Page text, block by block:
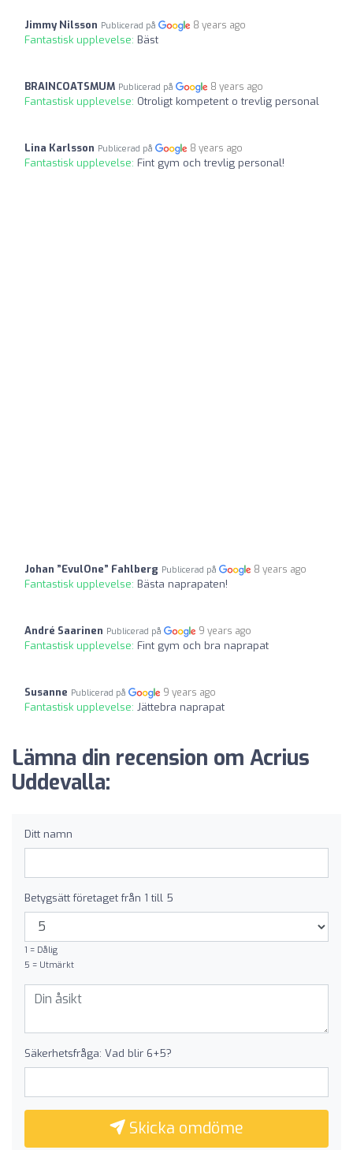
Jimmy Nilsson Publicerad på 8 years ago
Fantastisk upplevelse: Bäst
BRAINCOATSMUM Publicerad på 8 years ago
Fantastisk upplevelse: Otroligt kompetent o trevlig personal
Lina Karlsson Publicerad på 8 years ago
Fantastisk upplevelse: Fint gym och trevlig personal!
Johan ”EvulOne” Fahlberg Publicerad på 8 years ago
Fantastisk upplevelse: Bästa naprapaten!
André Saarinen Publicerad på 9 years ago
Fantastisk upplevelse: Fint gym och bra naprapat
Susanne Publicerad på 9 years ago
Fantastisk upplevelse: Jättebra naprapat
Lämna din recension om Acrius
Uddevalla:
Ditt namn
Betygsätt företaget från 1 till 5
1 = Dålig
5 = Utmärkt
Säkerhetsfråga: Vad blir 6+5?
Skicka omdöme